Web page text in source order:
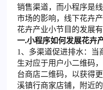
销售渠道，而小程序是
市场的影响，线下花卉
花卉产业小节目的发展
一.小程序如何发展花卉
1、多渠道促进排水：当
生对应于用户小二维码
台商店二维码，以获得
溪镇行商家店铺，附近